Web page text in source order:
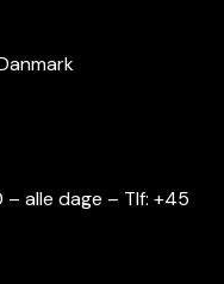
alle dage – Tlf: +45